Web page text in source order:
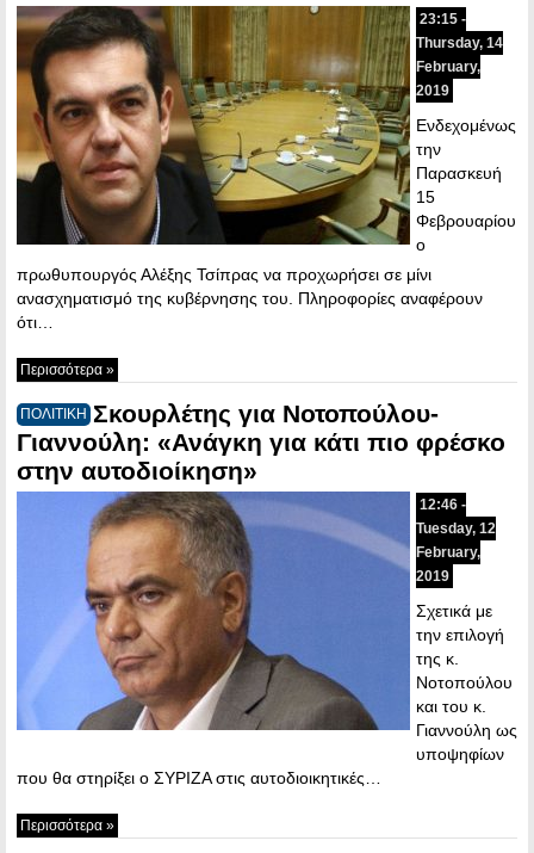
23:15 -
Thursday, 14
February,
2019
Ενδεχομένως
την
Παρασκευή
15
Φεβρουαρίου
ο
πρωθυπουργός Αλέξης Τσίπρας να προχωρήσει σε μίνι
ανασχηματισμό της κυβέρνησης του. Πληροφορίες αναφέρουν
ότι…
Περισσότερα »
ΠΟΛΙΤΙΚΗ Σκουρλέτης για Νοτοπούλου-
Γιαννούλη: «Ανάγκη για κάτι πιο φρέσκο
στην αυτοδιοίκηση»
12:46 -
Tuesday, 12
February,
2019
Σχετικά με
την επιλογή
της κ.
Νοτοπούλου
και του κ.
Γιαννούλη ως
υποψηφίων
που θα στηρίξει ο ΣΥΡΙΖΑ στις αυτοδιοικητικές…
Περισσότερα »